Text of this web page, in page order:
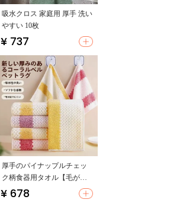
吸水クロス 家庭用 厚手 洗い
やすい 10枚
¥ 737
厚手のパイナップルチェッ
ク柄食器用タオル【毛が落
ちない・吸水性・珊瑚フリ
¥ 678